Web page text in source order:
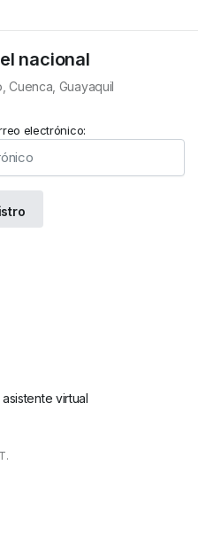
nacional
Cuenca, Guayaquil
electrónico:
virtual